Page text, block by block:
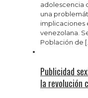
adolescencia
una
implicaciones
venezolana.
Población de
Publicidad
la revolución